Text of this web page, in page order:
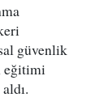
güvenlik
eğitimi